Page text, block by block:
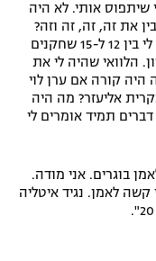
שיתפוס אותי. לא היה
את זה, זה, זה וזה?
תן לי לתפוס אותו'. מאז שאני בליגה א' יש לי בין 12 ל-15 שחקנים
הלוואי שהיה לי את
קורה אם ערן לוי
אליעזר? מה היה
תמיד אומרים לי
בוגרים. אני מודה.
קשה לאמן. נגיד איטליה